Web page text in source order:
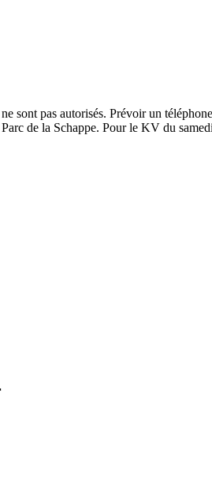
sont pas autorisés. Prévoir un
de la Schappe. Pour le KV du